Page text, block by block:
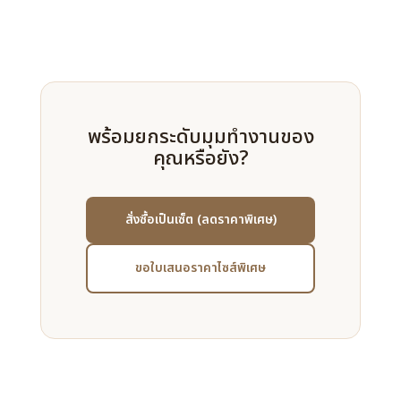
พร้อมยกระดับมุมทำงานของ
คุณหรือยัง?
สั่งซื้อเป็นเซ็ต (ลดราคาพิเศษ)
ขอใบเสนอราคาไซส์พิเศษ